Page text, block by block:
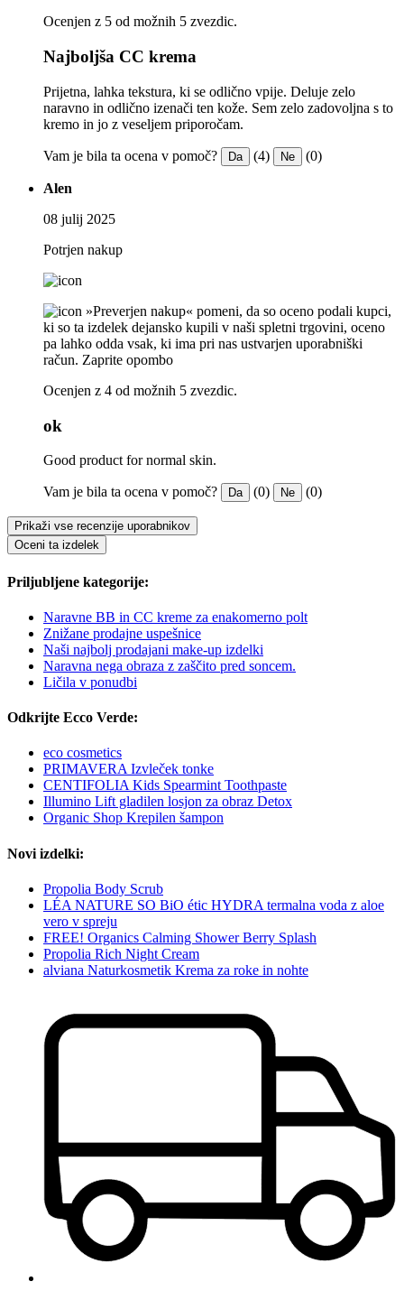
Ocenjen z 5 od možnih 5 zvezdic.
Najboljša CC krema
Prijetna, lahka tekstura, ki se odlično vpije. Deluje zelo
naravno in odlično izenači ten kože. Sem zelo zadovoljna s to
kremo in jo z veseljem priporočam.
Vam je bila ta ocena v pomoč? Da (4) Ne (0)
Alen
08 julij 2025
Potrjen nakup
»Preverjen nakup« pomeni, da so oceno podali kupci,
ki so ta izdelek dejansko kupili v naši spletni trgovini, oceno
pa lahko odda vsak, ki ima pri nas ustvarjen uporabniški
račun. Zaprite opombo
Ocenjen z 4 od možnih 5 zvezdic.
ok
Good product for normal skin.
Vam je bila ta ocena v pomoč? Da (0) Ne (0)
Prikaži vse recenzije uporabnikov
Oceni ta izdelek
Priljubljene kategorije:
Naravne BB in CC kreme za enakomerno polt
Znižane prodajne uspešnice
Naši najbolj prodajani make-up izdelki
Naravna nega obraza z zaščito pred soncem.
Ličila v ponudbi
Odkrijte Ecco Verde:
eco cosmetics
PRIMAVERA Izvleček tonke
CENTIFOLIA Kids Spearmint Toothpaste
Illumino Lift gladilen losjon za obraz Detox
Organic Shop Krepilen šampon
Novi izdelki:
Propolia Body Scrub
LÉA NATURE SO BiO étic HYDRA termalna voda z aloe
vero v spreju
FREE! Organics Calming Shower Berry Splash
Propolia Rich Night Cream
alviana Naturkosmetik Krema za roke in nohte